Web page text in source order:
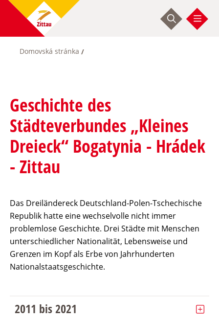
Skip
content
Domovská stránka
Geschichte des
Städteverbundes „Kleines
Dreieck“ Bogatynia - Hrádek
- Zittau
Das Dreiländereck Deutschland-Polen-Tschechische
Republik hatte eine wechselvolle nicht immer
problemlose Geschichte. Drei Städte mit Menschen
unterschiedlicher Nationalität, Lebensweise und
Grenzen im Kopf als Erbe von Jahrhunderten
Nationalstaatsgeschichte.
2011 bis 2021